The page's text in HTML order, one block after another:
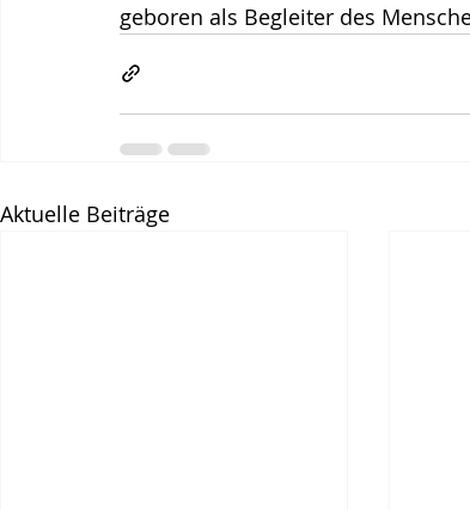
geboren als Begleiter des
Aktuelle Beiträge